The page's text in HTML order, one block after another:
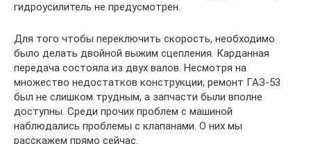
гидроусилитель не предусмотрен.
Для того чтобы переключить скорость, необходимо
было делать двойной выжим сцепления. Карданная
передача состояла из двух валов. Несмотря на
множество недостатков конструкции, ремонт ГАЗ-53
был не слишком трудным, а запчасти были вполне
доступны. Среди прочих проблем с машиной
наблюдались проблемы с клапанами. О них мы
расскажем прямо сейчас.